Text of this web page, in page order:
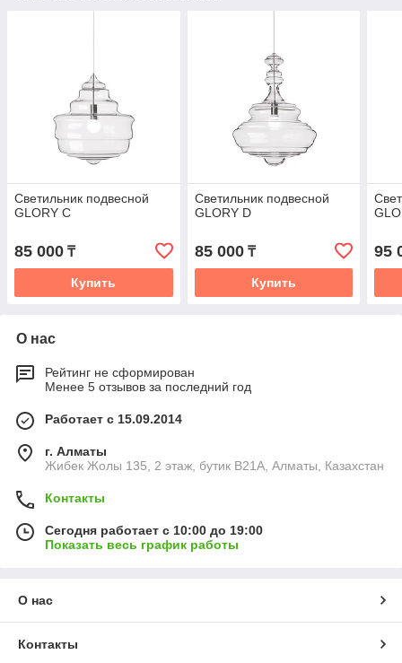
Светильник подвесной
GLORY C
85 000 ₸
Купить
Светильник подвесной
GLORY D
85 000₸
Купить
95
О нас
Рейтинг не сформирован
Менее 5 отзывов за последний год
Работает с 15.09.2014
г. Алматы
Жибек Жолы 135, 2 этаж, бутик B21A, Алматы, Казахстан
Контакты
Сегодня работает с 10:00 до 19:00
Показать весь график работы
О нас
Контакты